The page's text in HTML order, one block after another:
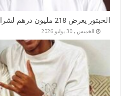
الحبتور يعرض 218 مليون درهم لشراء نادي الزمالك
الخميس , 30 يوليو 2026